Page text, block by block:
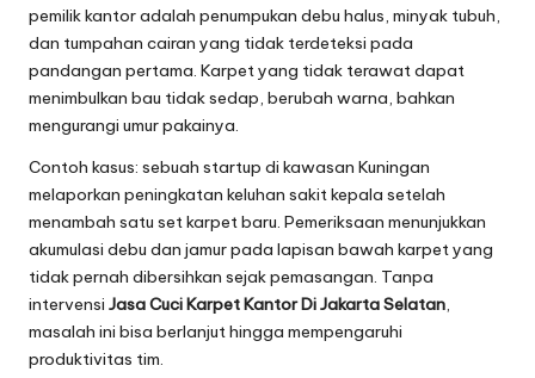
pemilik kantor adalah penumpukan debu halus, minyak tubuh,
dan tumpahan cairan yang tidak terdeteksi pada
pandangan pertama. Karpet yang tidak terawat dapat
menimbulkan bau tidak sedap, berubah warna, bahkan
mengurangi umur pakainya.
Contoh kasus: sebuah startup di kawasan Kuningan
melaporkan peningkatan keluhan sakit kepala setelah
menambah satu set karpet baru. Pemeriksaan menunjukkan
akumulasi debu dan jamur pada lapisan bawah karpet yang
tidak pernah dibersihkan sejak pemasangan. Tanpa
intervensi Jasa Cuci Karpet Kantor Di Jakarta Selatan,
masalah ini bisa berlanjut hingga mempengaruhi
produktivitas tim.